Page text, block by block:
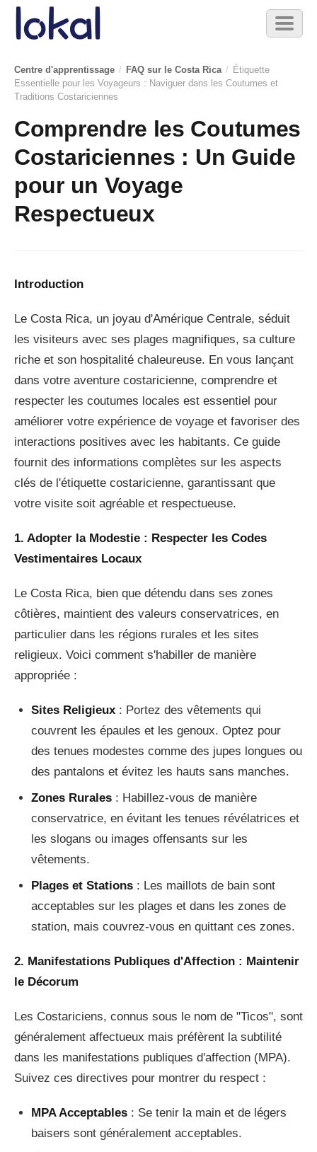
Skip to main content
Toggle
Centre d'apprentissage / FAQ sur le Costa Rica / Étiquette
Essentielle pour les Voyageurs : Naviguer dans les Coutumes et
Traditions Costariciennes
Comprendre les Coutumes
Costariciennes : Un Guide
pour un Voyage
Respectueux
Introduction
Le Costa Rica, un joyau d'Amérique Centrale, séduit
les visiteurs avec ses plages magnifiques, sa culture
riche et son hospitalité chaleureuse. En vous lançant
dans votre aventure costaricienne, comprendre et
respecter les coutumes locales est essentiel pour
améliorer votre expérience de voyage et favoriser des
interactions positives avec les habitants. Ce guide
fournit des informations complètes sur les aspects
clés de l'étiquette costaricienne, garantissant que
votre visite soit agréable et respectueuse.
1. Adopter la Modestie : Respecter les Codes
Vestimentaires Locaux
Le Costa Rica, bien que détendu dans ses zones
côtières, maintient des valeurs conservatrices, en
particulier dans les régions rurales et les sites
religieux. Voici comment s'habiller de manière
appropriée :
Sites Religieux : Portez des vêtements qui
couvrent les épaules et les genoux. Optez pour
des tenues modestes comme des jupes longues ou
des pantalons et évitez les hauts sans manches.
Zones Rurales : Habillez-vous de manière
conservatrice, en évitant les tenues révélatrices et
les slogans ou images offensants sur les
vêtements.
Plages et Stations : Les maillots de bain sont
acceptables sur les plages et dans les zones de
station, mais couvrez-vous en quittant ces zones.
2. Manifestations Publiques d'Affection : Maintenir
le Décorum
Les Costariciens, connus sous le nom de "Ticos", sont
généralement affectueux mais préfèrent la subtilité
dans les manifestations publiques d'affection (MPA).
Suivez ces directives pour montrer du respect :
MPA Acceptables : Se tenir la main et de légers
baisers sont généralement acceptables.